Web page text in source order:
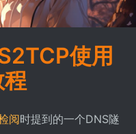
使用
阅时提到的一个DNS隧